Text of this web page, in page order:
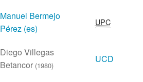
Manuel Bermejo
Pérez (es)
UPC
Diego Villegas
Betancor (1980)
UCD